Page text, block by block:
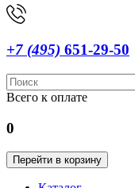
+7 (495) 651-29-50
Всего к оплате
0
Перейти в корзину